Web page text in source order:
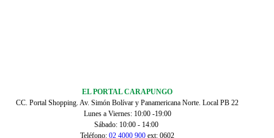
EL PORTAL CARAPUNGO
CC. Portal Shopping. Av. Simón Bolívar y Panamericana Norte. Local PB 22
Lunes a Viernes: 10:00 -19:00
Sábado: 10:00 - 14:00
Teléfono: 02 4000 900 ext: 0602